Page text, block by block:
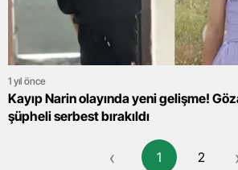
1 yıl önce
Kayıp Narin olayında yeni gelişme!
şüpheli serbest bırakıldı
‹ 1 2